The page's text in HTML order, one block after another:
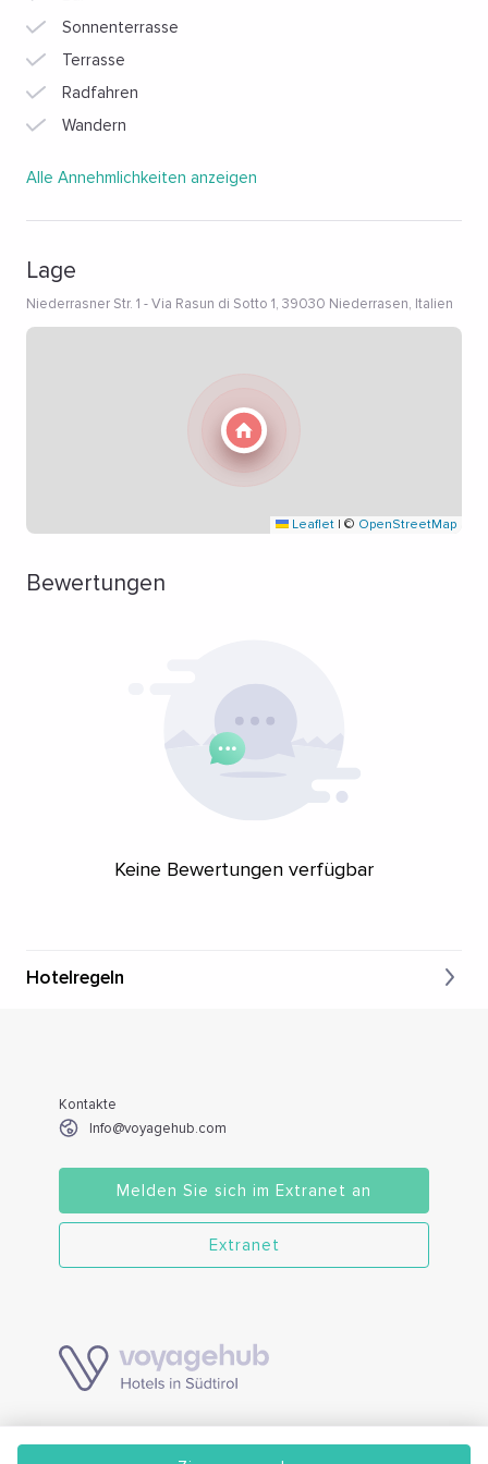
Sonnenterrasse
Terrasse
Radfahren
Wandern
Alle Annehmlichkeiten anzeigen
Lage
Niederrasner Str. 1 - Via Rasun di Sotto 1, 39030 Niederrasen, Italien
Leaflet | © OpenStreetMap
Bewertungen
Keine Bewertungen verfügbar
Hotelregeln
Kontakte
Info@voyagehub.com
Melden Sie sich im Extranet an
Extranet